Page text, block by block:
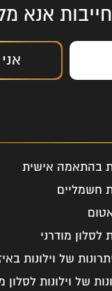
אנא
בהתאמה אישית
חשמליים
אטום
לסלון מודרני
של וילונות
של וילונות לסלון